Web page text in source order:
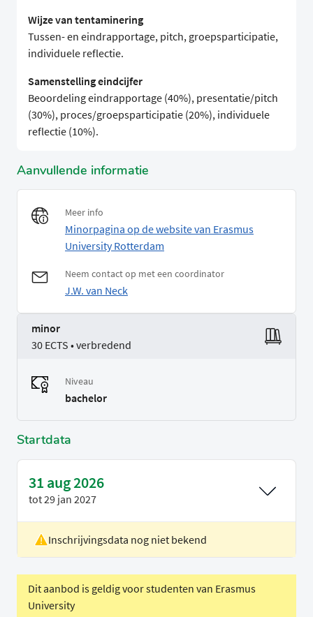
Wijze van tentaminering
Tussen- en eindrapportage, pitch, groepsparticipatie,
individuele reflectie.
Samenstelling eindcijfer
Beoordeling eindrapportage (40%), presentatie/pitch
(30%), proces/groepsparticipatie (20%), individuele
reflectie (10%).
Aanvullende informatie
Meer info
Minorpagina op de website van Erasmus
University Rotterdam
Neem contact op met een coordinator
J.W. van Neck
minor
30 ECTS • verbredend
Niveau
bachelor
Startdata
31 aug 2026
tot29 jan 2027
Locatie
Rotterdam
Inschrijvingsdata nog niet bekend
Dit aanbod is geldig voor studenten van Erasmus
University